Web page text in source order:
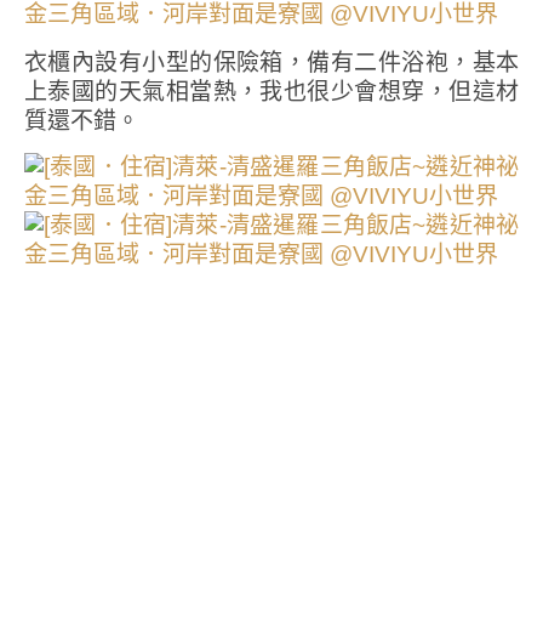
衣櫃內設有小型的保險箱，備有二件浴袍，基本
上泰國的天氣相當熱，我也很少會想穿，但這材
質還不錯。